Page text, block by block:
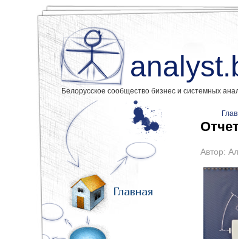
Белорусское сообщество бизнес и системных
Главная
Автор: